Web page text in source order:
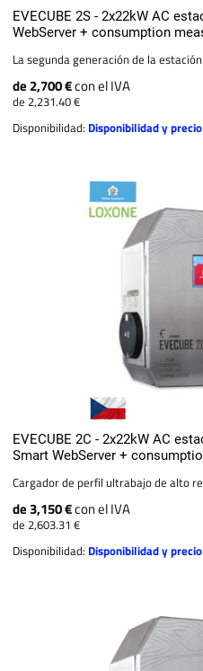
EVECUBE 2S - 2x22kW AC
WebServer + consumption
La segunda generación de la
de 2,700 €con el IVA
de 2,231.40 €
Disponibilidad: Disponibilidad y
EVECUBE 2C - 2x22kW AC
Smart WebServer +
Cargador de perfil ultrabajo de alto
de 3,150 €con el IVA
de 2,603.31 €
Disponibilidad: Disponibilidad y